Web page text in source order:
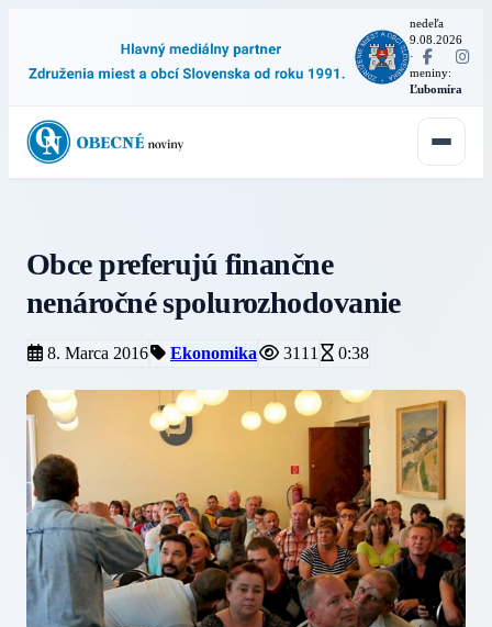
nedeľa
9.08.2026
·
meniny:
Ľubomíra
Obce preferujú finančne
nenáročné spolurozhodovanie
8. Marca 2016 Ekonomika 3111 0:38